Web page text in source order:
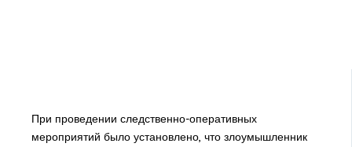
При проведении следственно-оперативных
мероприятий было установлено, что злоумышленник